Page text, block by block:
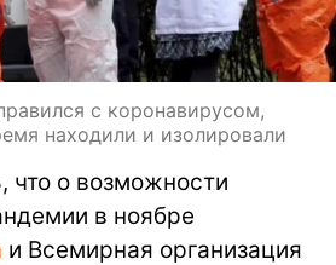
с коронавирусом,
находили и изолировали
что о возможности
в ноябре
и Всемирная организация